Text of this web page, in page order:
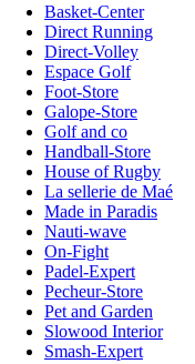
Basket-Center
Direct Running
Direct-Volley
Espace Golf
Foot-Store
Galope-Store
Golf and co
Handball-Store
House of Rugby
La sellerie de Maé
Made in Paradis
Nauti-wave
On-Fight
Padel-Expert
Pecheur-Store
Pet and Garden
Slowood Interior
Smash-Expert